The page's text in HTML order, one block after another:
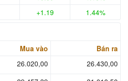
+1.19
1.44%
Mua vào
Bán ra
26.020,00
26.430,00